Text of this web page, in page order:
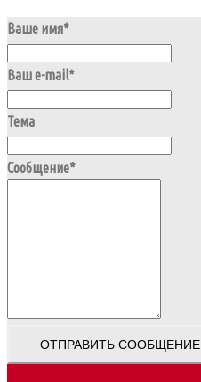
Ваше имя*
Ваш e-mail*
Тема
Сообщение*
ОТПРАВИТЬ СООБЩЕНИЕ